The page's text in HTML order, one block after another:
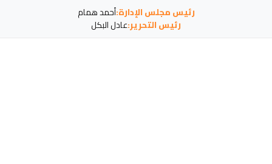
رئيس مجلس الإدارة:أحمد همام
رئيس التحرير:عادل البكل